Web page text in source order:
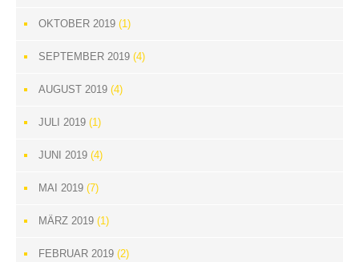
OKTOBER 2019 (1)
SEPTEMBER 2019 (4)
AUGUST 2019 (4)
JULI 2019 (1)
JUNI 2019 (4)
MAI 2019 (7)
MÄRZ 2019 (1)
FEBRUAR 2019 (2)